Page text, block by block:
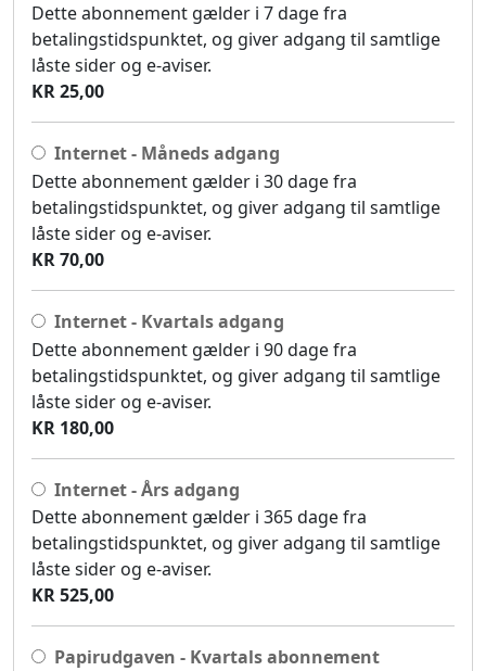
Dette abonnement gælder i 7 dage fra
betalingstidspunktet, og giver adgang til samtlige
låste sider og e-aviser.
KR 25,00
Internet - Måneds adgang
Dette abonnement gælder i 30 dage fra
betalingstidspunktet, og giver adgang til samtlige
låste sider og e-aviser.
KR 70,00
Internet - Kvartals adgang
Dette abonnement gælder i 90 dage fra
betalingstidspunktet, og giver adgang til samtlige
låste sider og e-aviser.
KR 180,00
Internet - Års adgang
Dette abonnement gælder i 365 dage fra
betalingstidspunktet, og giver adgang til samtlige
låste sider og e-aviser.
KR 525,00
Papirudgaven - Kvartals abonnement